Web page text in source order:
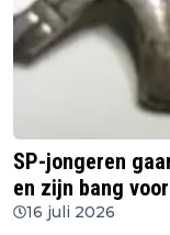
SP-jongeren
en zijn bang
16 juli 2026